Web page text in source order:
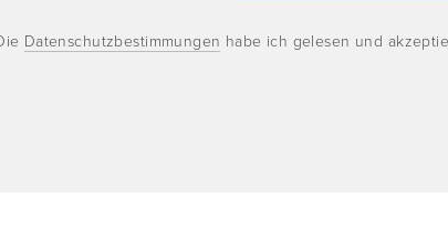
Datenschutzbestimmungen habe ich gelesen und